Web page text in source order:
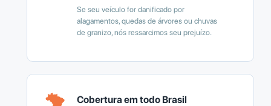
Se seu veículo for danificado por
alagamentos, quedas de árvores ou chuvas
de granizo, nós ressarcimos seu prejuízo.
Cobertura em todo Brasil